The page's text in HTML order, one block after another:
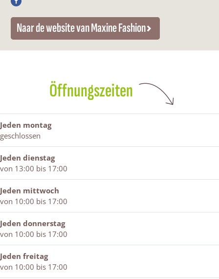
e
F
a
s
o
n
i
n
e
F
n
x
i
n
e
o
n
n
e
F
a
o
a
x
i
n
a
s
i
o
F
a
c
e
b
x
i
n
e
F
a
s
h
i
o
n
Naar de website van Maxine Fashion
Öffnungszeiten
Jeden montag
geschlossen
Jeden dienstag
von 13:00 bis 17:00
Jeden mittwoch
von 10:00 bis 17:00
Jeden donnerstag
von 10:00 bis 17:00
Jeden freitag
von 10:00 bis 17:00